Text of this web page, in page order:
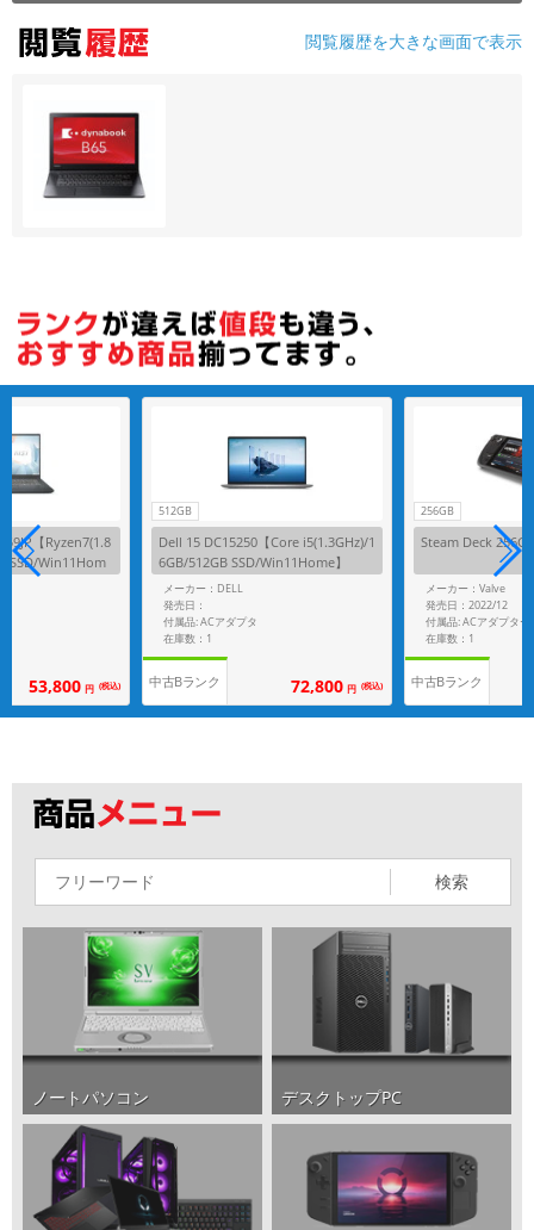
閲覧履歴を大きな画面で表示
【Ryzen7(1.8
SSD/Win11Hom
53,800 円 (税込)
512GB
Dell 15 DC15250【Core i5(1.3GHz)/1
6GB/512GB SSD/Win11Home】
メーカー：DELL
発売日：
付属品: ACアダプタ
在庫数：1
中古Bランク 72,800 円 (税込)
256GB
Steam Deck
メーカー：Valve
発売日：2022/12
付属品: ACアダプター
在庫数：1
中古Bランク
検索
ノートパソコン デスクトップPC